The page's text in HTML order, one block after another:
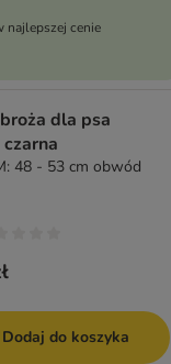
najlepszej cenie
dla psa
48 - 53 cm obwód
Dodaj do koszyka